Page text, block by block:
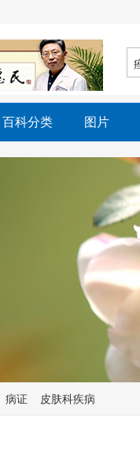
百科分类 图片
病证 皮肤科疾病